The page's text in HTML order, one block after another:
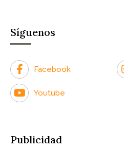
Síguenos
Facebook
Youtube
Publicidad